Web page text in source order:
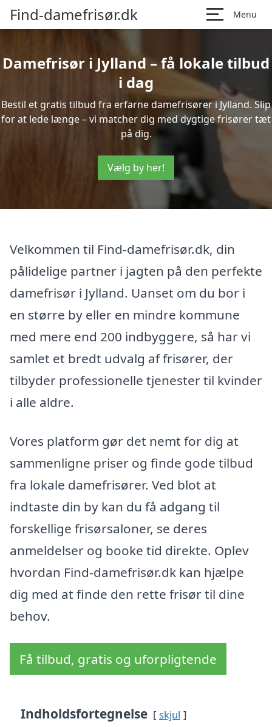
Find-damefrisør.dk Menu
Damefrisør i Jylland – få lokale tilbud
i dag
Bestil et gratis tilbud fra erfarne damefrisører i Jylland. Slip
for at lede længe – vi matcher dig med dygtige frisører tæt
på dig.
Vælg by her!
Velkommen til Find-damefrisør.dk, din
pålidelige partner i jagten på den perfekte
damefrisør i Jylland. Uanset om du bor i
en større by eller en mindre kommune
med mere end 200 indbyggere, så har vi
samlet et bredt udvalg af frisører, der
tilbyder professionelle tjenester til kvinder
i alle aldre.
Vores platform gør det nemt for dig at
sammenligne priser og finde gode tilbud
fra lokale damefrisører. Ved blot at
indtaste din by kan du få adgang til
forskellige frisørsaloner, se deres
anmeldelser og booke tid direkte. Oplev
hvordan Find-damefrisør.dk kan hjælpe
dig med at finde den rette frisør til dine
behov.
Få tilbud, gratis og uforpligtende
Indholdsfortegnelse skjul